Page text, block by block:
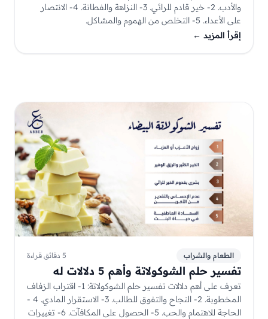
والأدب. 2- خير قادم للرائي. 3- النزاهة والفطانة. 4- الانتصار
على الأعداء. 5- التخلص من الهموم والمشاكل.
إقرأ المزيد ←
الطعام والشراب 5 دقائق قراءة
تفسير حلم الشوكولاتة وأهم 5 دلالات له
تعرف على أهم دلالات تفسير حلم الشوكولاتة: 1- اقتراب الزفاف
المخطوبة. 2- النجاح والتفوق للطالب. 3- الاستقرار المادي. 4 -
الحاجة للاهتمام والحب. 5- الحصول على المكافآت. 6- تغييرات